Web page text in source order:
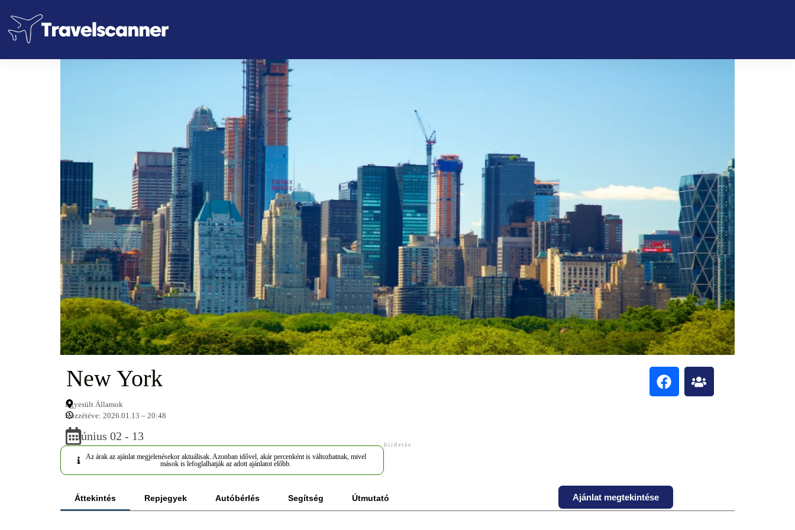
New York
Egyesült Államok
Közzétéve: 2026.01.13 – 20:48
Június 02 - 13
hirdetés
Az árak az ajánlat megjelenésekor aktuálisak. Azonban idővel, akár percenként is változhatnak, mivel
mások is lefoglalhatják az adott ajánlatot előbb.
Áttekintés Repjegyek Autóbérlés Segítség Útmutató Ajánlat megtekintése